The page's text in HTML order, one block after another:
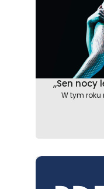
,,Sen nocy
W tym